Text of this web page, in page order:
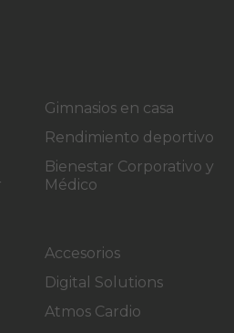
Gimnasios en casa
Rendimiento deportivo
Bienestar Corporativo y
Médico
Accesorios
Digital Solutions
Atmos Cardio